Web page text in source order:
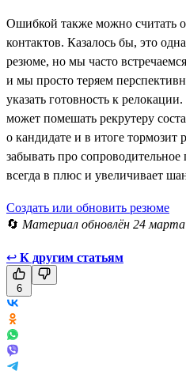
Ошибкой также можно считать
контактов. Казалось бы, это
резюме, но мы часто
и мы просто теряем
указать готовность к
может помешать рекрутеру
о кандидате и в итоге
забывать про
всегда в плюс и увеличивает
Создать или обновить резюме
🔄 Материал обновлён 24 марта
↩ К другим статьям
6